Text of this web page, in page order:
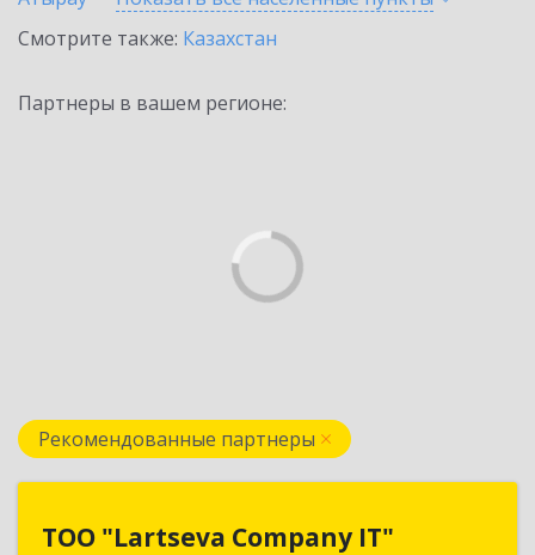
Смотрите также: Казахстан
Партнеры в вашем регионе:
Рекомендованные партнеры
ТОО "Lartseva Company IT"